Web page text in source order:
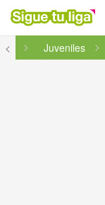
<
Juveniles